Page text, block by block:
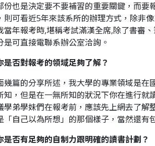
份也是決定要不要補習的重要關鍵，而
則可看近5年來該系所的辦理方式，除非
當年報考時,堪稱考試滿漢全席,除了書審
是可直接電聯系辦公室洽詢。
是否對報考的領域足夠了解？
幾篇的分享所述，我大學的專業領域是
知，但是在一無所知的狀況下你在進行
學弟學妹們在報考前，應該先上網去了解
「自己以為所想」的那個樣子，當然還有
是否有足夠的自制力跟明確的讀書計劃？